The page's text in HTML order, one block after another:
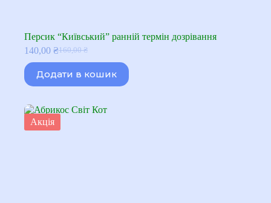
Персик “Київський” ранній термін дозрівання
160,00₴
Оригінальна
ціна:
160,00 ₴.
140,00 ₴Поточна
ціна:
140,00 ₴.
Додати в кошик
Акція